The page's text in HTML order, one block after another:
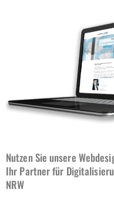
Nutzen Sie unsere
Ihr Partner für
NRW